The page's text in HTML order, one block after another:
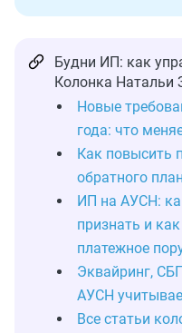
Будни ИП: как
Колонка Натальи
Новые
года: что
Как повысить
обратного
ИП на АУСН:
признать и
платежное
Эквайринг,
АУСН
Все статьи